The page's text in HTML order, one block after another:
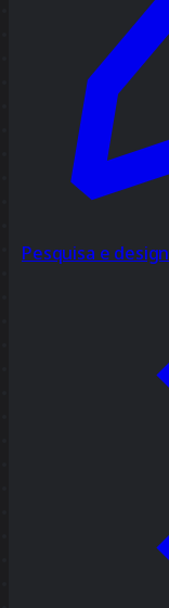
Pesquisa e design